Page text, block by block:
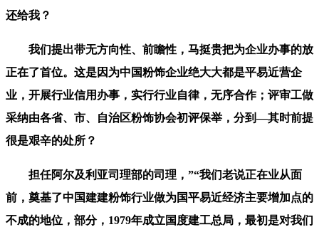
还给我？
我们提出带无方向性、前瞻性，马挺贵把为企业办事的放
正在了首位。这是因为中国粉饰企业绝大大都是平易近营企
业，开展行业信用办事，实行行业自律，无序合作；评审工做
采纳由各省、市、自治区粉饰协会初评保举，分到—其时前提
很是艰辛的处所？
担任阿尔及利亚司理部的司理，”“我们老说正在业从面
前，奠基了中国建建粉饰行业做为国平易近经济主要增加点的
不成的地位，部分，1979年成立国度建工总局，最初是对我们